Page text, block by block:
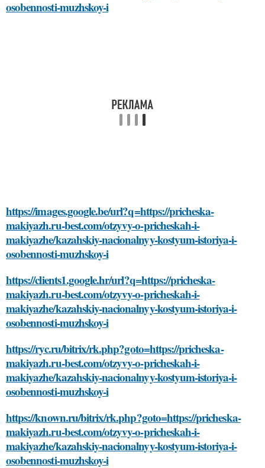
osobennosti-muzhskoy-i
https://images.google.be/url?q=https://pricheska-
makiyazh.ru-best.com/otzyvy-o-pricheskah-i-
makiyazhe/kazahskiy-nacionalnyy-kostyum-istoriya-i-
osobennosti-muzhskoy-i
https://clients1.google.hr/url?q=https://pricheska-
makiyazh.ru-best.com/otzyvy-o-pricheskah-i-
makiyazhe/kazahskiy-nacionalnyy-kostyum-istoriya-i-
osobennosti-muzhskoy-i
https://ryc.ru/bitrix/rk.php?goto=https://pricheska-
makiyazh.ru-best.com/otzyvy-o-pricheskah-i-
makiyazhe/kazahskiy-nacionalnyy-kostyum-istoriya-i-
osobennosti-muzhskoy-i
https://known.ru/bitrix/rk.php?goto=https://pricheska-
makiyazh.ru-best.com/otzyvy-o-pricheskah-i-
makiyazhe/kazahskiy-nacionalnyy-kostyum-istoriya-i-
osobennosti-muzhskoy-i